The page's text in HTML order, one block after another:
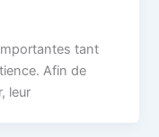
tant
Afin de
leur